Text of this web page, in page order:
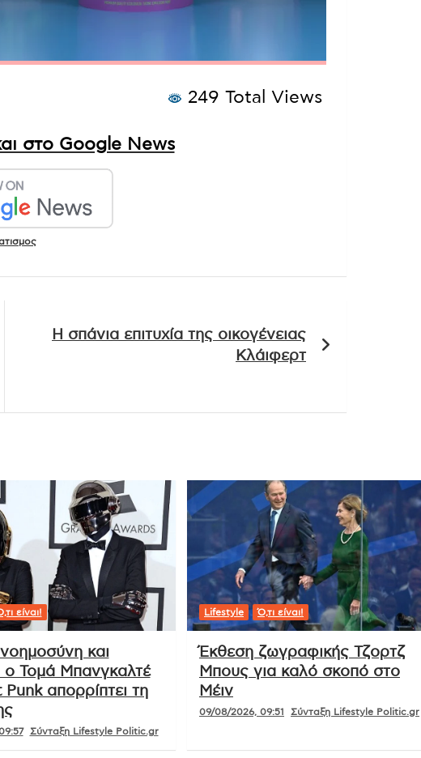
249 Total Views
στο Google News
Η σπάνια επιτυχία της οικογένειας
Κλάιφερτ
είναι!
και
ο Τομά Μπανγκαλτέ
απορρίπτει τη
Σύνταξη Lifestyle Politic.gr
Lifestyle Ό,τι είναι!
Έκθεση ζωγραφικής Τζορτζ
Μπους για καλό σκοπό στο
Μέιν
09/08/2026, 09:51 Σύνταξη Lifestyle Politic.gr